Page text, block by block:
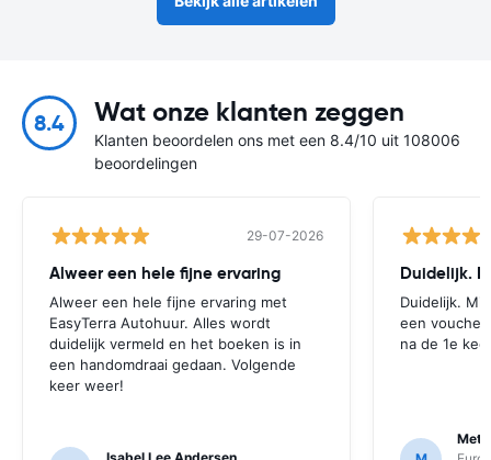
8.4 Wat onze klanten zeggen
Klanten beoordelen ons met een 8.4/10 uit 108006
beoordelingen
29-07-2026
Alweer een hele fijne ervaring
Alweer een hele fijne ervaring met
EasyTerra Autohuur. Alles wordt
duidelijk vermeld en het boeken is in
een handomdraai gedaan. Volgende
keer weer!
Duidelijk.
Duidelijk.
een voucher
na de 1e